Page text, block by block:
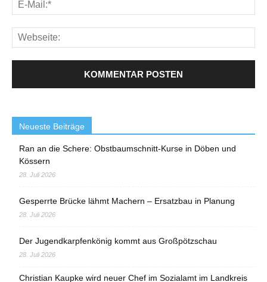
Neueste Beiträge
Ran an die Schere: Obstbaumschnitt-Kurse in Döben und
Kössern
28. Juli 2026
Gesperrte Brücke lähmt Machern – Ersatzbau in Planung
28. Juli 2026
Der Jugendkarpfenkönig kommt aus Großpötzschau
28. Juli 2026
Christian Kaupke wird neuer Chef im Sozialamt im Landkreis